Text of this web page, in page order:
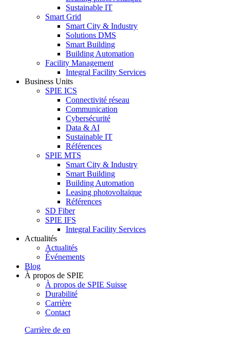
Sustainable IT
Smart Grid
Smart City & Industry
Solutions DMS
Smart Building
Building Automation
Facility Management
Integral Facility Services
Business Units
SPIE ICS
Connectivité réseau
Communication
Cybersécurité
Data & AI
Sustainable IT
Références
SPIE MTS
Smart City & Industry
Smart Building
Building Automation
Leasing photovoltaïque
Références
SD Fiber
SPIE IFS
Integral Facility Services
Actualités
Actualités
Événements
Blog
À propos de SPIE
À propos de SPIE Suisse
Durabilité
Carrière
Contact
Carrière de en